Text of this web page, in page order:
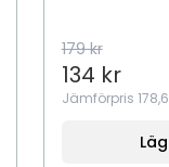
179 kr
134 kr
Jämförpris